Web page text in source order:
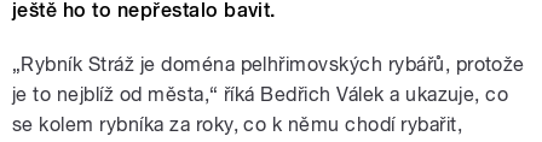
ještě ho to nepřestalo bavit.
„Rybník Stráž je doména pelhřimovských rybářů, protože
je to nejblíž od města,“ říká Bedřich Válek a ukazuje, co
se kolem rybníka za roky, co k němu chodí rybařit,